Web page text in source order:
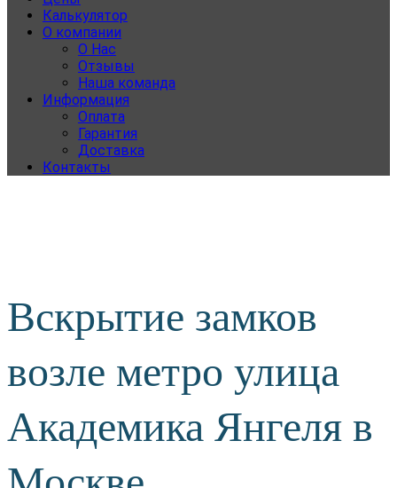
Калькулятор
О компании
О Нас
Отзывы
Наша команда
Информация
Оплата
Гарантия
Доставка
Контакты
Вскрытие замков
возле метро улица
Академика Янгеля в